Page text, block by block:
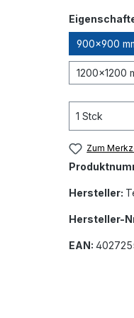
900x900
1200x1200
Zum
Hersteller:
Hersteller-
EAN: